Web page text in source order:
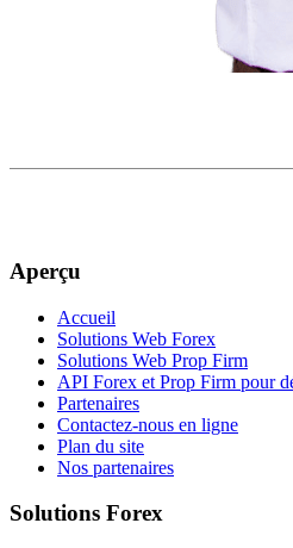
Aperçu
Accueil
Solutions Web Forex
Solutions Web Prop Firm
API Forex et Prop Firm pour
Partenaires
Contactez-nous en ligne
Plan du site
Nos partenaires
Solutions Forex